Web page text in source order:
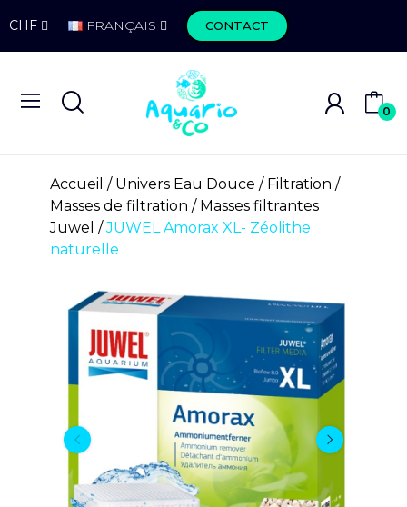
CHF FRANÇAIS CONTACT
0
Accueil Univers Eau Douce
Filtration
Masses de filtration
Masses filtrantes
Juwel
JUWEL Amorax XL- Zéolithe
naturelle